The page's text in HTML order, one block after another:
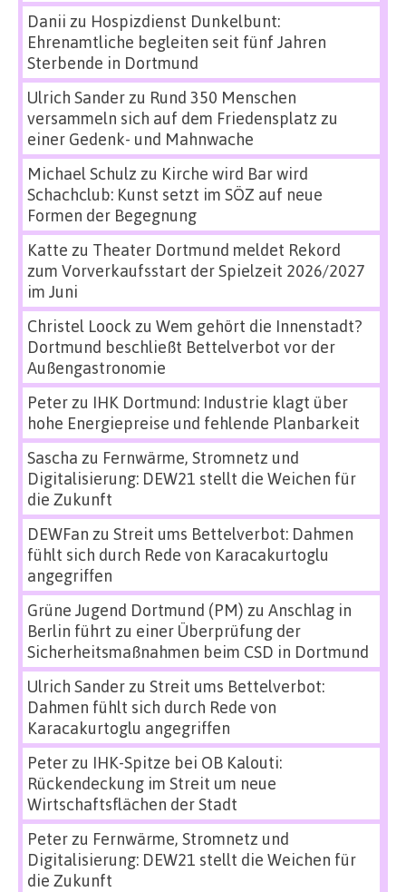
Danii zu Hospizdienst Dunkelbunt:
Ehrenamtliche begleiten seit fünf Jahren
Sterbende in Dortmund
Ulrich Sanderzu Rund 350 Menschen
versammeln sich auf dem Friedensplatz zu
einer Gedenk- und Mahnwache
Michael Schulz zu Kirche wird Bar wird
Schachclub: Kunst setzt im SÖZ auf neue
Formen der Begegnung
Katte zu Theater Dortmund meldet Rekord
zum Vorverkaufsstart der Spielzeit 2026/2027
im Juni
Christel Loock zu Wem gehört die Innenstadt?
Dortmund beschließt Bettelverbot vor der
Außengastronomie
Peterzu IHK Dortmund: Industrie klagt über
hohe Energiepreise und fehlende Planbarkeit
Sascha zu Fernwärme, Stromnetz und
Digitalisierung: DEW21 stellt die Weichen für
die Zukunft
DEWFan zu Streit ums Bettelverbot: Dahmen
fühlt sich durch Rede von Karacakurtoglu
angegriffen
Grüne Jugend Dortmund (PM) zu Anschlag in
Berlin führt zu einer Überprüfung der
Sicherheitsmaßnahmen beim CSD in Dortmund
Ulrich Sanderzu Streit ums Bettelverbot:
Dahmen fühlt sich durch Rede von
Karacakurtoglu angegriffen
Peterzu IHK-Spitze bei OB Kalouti:
Rückendeckung im Streit um neue
Wirtschaftsflächen der Stadt
Peterzu Fernwärme, Stromnetz und
Digitalisierung: DEW21 stellt die Weichen für
die Zukunft